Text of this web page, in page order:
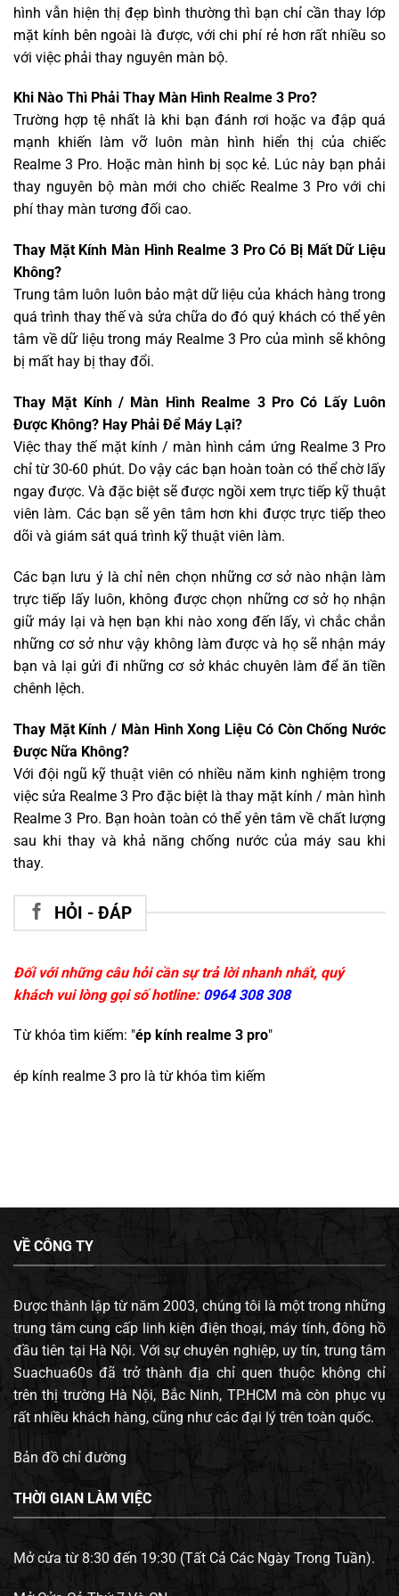
hình vẫn hiện thị đẹp bình thường thì bạn chỉ cần thay lớp
mặt kính bên ngoài là được, với chi phí rẻ hơn rất nhiều so
với việc phải thay nguyên màn bộ.
Khi Nào Thì Phải Thay Màn Hình Realme 3 Pro?
Trường hợp tệ nhất là khi bạn đánh rơi hoặc va đập quá
mạnh khiến làm vỡ luôn màn hình hiển thị của chiếc
Realme 3 Pro. Hoặc màn hình bị sọc kẻ. Lúc này bạn phải
thay nguyên bộ màn mới cho chiếc Realme 3 Pro với chi
phí thay màn tương đối cao.
Thay Mặt Kính Màn Hình Realme 3 Pro Có Bị Mất Dữ Liệu
Không?
Trung tâm luôn luôn bảo mật dữ liệu của khách hàng trong
quá trình thay thế và sửa chữa do đó quý khách có thể yên
tâm về dữ liệu trong máy Realme 3 Pro của mình sẽ không
bị mất hay bị thay đổi.
Thay Mặt Kính / Màn Hình Realme 3 Pro Có Lấy Luôn
Được Không? Hay Phải Để Máy Lại?
Việc thay thế mặt kính / màn hình cảm ứng Realme 3 Pro
chỉ từ 30-60 phút. Do vậy các bạn hoàn toàn có thể chờ lấy
ngay được. Và đặc biệt sẽ được ngồi xem trực tiếp kỹ thuật
viên làm. Các bạn sẽ yên tâm hơn khi được trực tiếp theo
dõi và giám sát quá trình kỹ thuật viên làm.
Các bạn lưu ý là chỉ nên chọn những cơ sở nào nhận làm
trực tiếp lấy luôn, không được chọn những cơ sở họ nhận
giữ máy lại và hẹn bạn khi nào xong đến lấy, vì chắc chắn
những cơ sở như vậy không làm được và họ sẽ nhận máy
bạn và lại gửi đi những cơ sở khác chuyên làm để ăn tiền
chênh lệch.
Thay Mặt Kính / Màn Hình Xong Liệu Có Còn Chống Nước
Được Nữa Không?
Với đội ngũ kỹ thuật viên có nhiều năm kinh nghiệm trong
việc sửa Realme 3 Pro đặc biệt là thay mặt kính / màn hình
Realme 3 Pro. Bạn hoàn toàn có thể yên tâm về chất lượng
sau khi thay và khả năng chống nước của máy sau khi
thay.
HỎI - ĐÁP
Đối với những câu hỏi cần sự trả lời nhanh nhất, quý
khách vui lòng gọi số hotline: 0964 308 308
Từ khóa tìm kiếm: "ép kính realme 3 pro"
ép kính realme 3 pro là từ khóa tìm kiếm
VỀ CÔNG TY
Được thành lập từ năm 2003, chúng tôi là một trong những
trung tâm cung cấp linh kiện điện thoại, máy tính, đông hồ
đầu tiên tại Hà Nội. Với sự chuyên nghiệp, uy tín, trung tâm
Suachua60s đã trở thành địa chỉ quen thuộc không chỉ
trên thị trường Hà Nội, Bắc Ninh, TP.HCM mà còn phục vụ
rất nhiều khách hàng, cũng như các đại lý trên toàn quốc.
Bản đồ chỉ đường
THỜI GIAN LÀM VIỆC
Mở cửa từ 8:30 đến 19:30 (Tất Cả Các Ngày Trong Tuần).